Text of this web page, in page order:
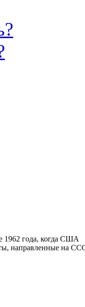
1962 года, когда США
направленные на